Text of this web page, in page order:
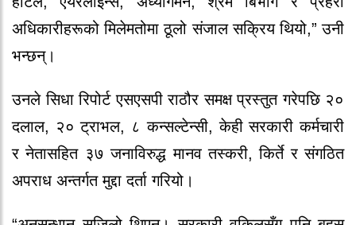
अधिकारीहरूको मिलेमतोमा ठूलो संजाल सक्रिय थियो,” उनी
भन्छन्।
उनले सिधा रिपोर्ट एसएसपी राठौर समक्ष प्रस्तुत गरेपछि २०
दलाल, २० ट्राभल, ८ कन्सल्टेन्सी, केही सरकारी कर्मचारी
र नेतासहित ३७ जनाविरुद्ध मानव तस्करी, किर्ते र संगठित
अपराध अन्तर्गत मुद्दा दर्ता गरियो।